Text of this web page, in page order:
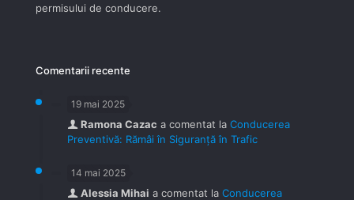
permisului de conducere.
Comentarii recente
19 mai 2025
Ramona Cazac a comentat la Conducerea
Preventivă: Rămâi în Siguranță în Trafic
14 mai 2025
Alessia Mihai a comentat la Conducerea